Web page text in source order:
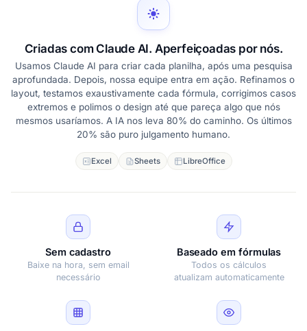
Criadas com Claude AI. Aperfeiçoadas por nós.
Usamos Claude AI para criar cada planilha, após uma pesquisa
aprofundada. Depois, nossa equipe entra em ação. Refinamos o
layout, testamos exaustivamente cada fórmula, corrigimos casos
extremos e polimos o design até que pareça algo que nós
mesmos usaríamos. A IA nos leva 80% do caminho. Os últimos
20% são puro julgamento humano.
Excel Sheets LibreOffice
Sem cadastro
Baixe na hora, sem email
necessário
Baseado em fórmulas
Todos os cálculos
atualizam automaticamente